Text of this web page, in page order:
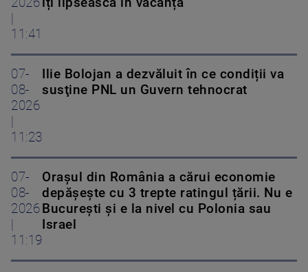
11:41
07-
08-
2026
11:23
Ilie Bolojan a dezvăluit în ce condiții va
susţine PNL un Guvern tehnocrat
07-
08-
2026
11:19
Orașul din România a cărui economie
depășește cu 3 trepte ratingul țării. Nu e
București și e la nivel cu Polonia sau
Israel